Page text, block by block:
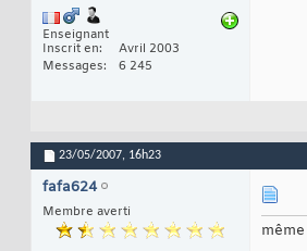
Enseignant
Inscrit en
Avril 2003
Messages
6 245
23/05/2007, 16h23
fafa624
Membre averti